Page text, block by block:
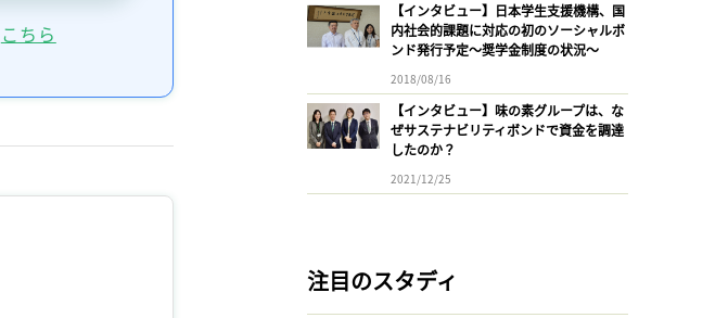
こちら
【インタビュー】日本学生支援機構、国
内社会的課題に対応の初のソーシャルボ
ンド発行予定〜奨学金制度の状況〜
2018/08/16
【インタビュー】味の素グループは、な
ぜサステナビリティボンドで資金を調達
したのか？
2021/12/25
注目のスタディ